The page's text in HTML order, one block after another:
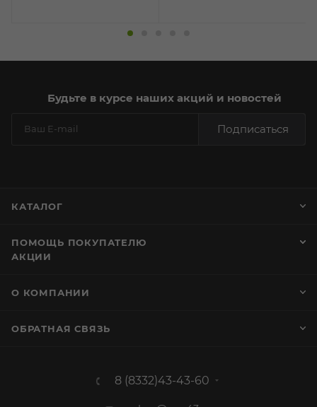
Будьте в курсе наших акций и новостей
Подписаться
КАТАЛОГ
ПОМОЩЬ ПОКУПАТЕЛЮ
АКЦИИ
О КОМПАНИИ
ОБРАТНАЯ СВЯЗЬ
8 (8332)43-43-60